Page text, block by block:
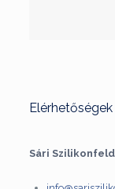
Elérhetőségek
Sári